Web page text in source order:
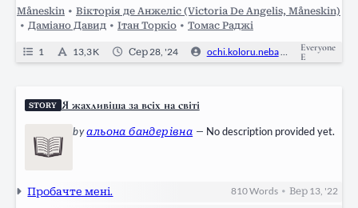
Måneskin • Вікторія де Анжеліс (Victoria De Angelis, Måneskin)
• Даміано Давид • Ітан Торкіо • Томас Раджі
1 13,3 K Сер 28, '24 ochi.koloru.neba 0
Everyone
E
STORY Я жахливіша за всіх на світі
byальона бандерівна — No description provided yet.
Пробачте мені. 810Words •Вер 13, '22